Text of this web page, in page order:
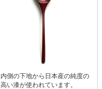
内側の下地から日本産の純度の
高い漆が使われています。